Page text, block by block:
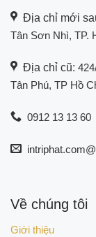
Địa chỉ mới
Tân Sơn Nhì, TP.
Địa chỉ cũ:
Tân Phú, TP Hồ
0912 13 13 60
Về chúng tôi
Giới thiệu